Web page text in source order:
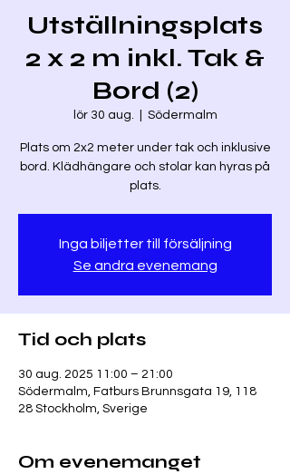
Utställningsplats
2 x 2 m inkl. Tak &
Bord (2)
lör 30 aug. Södermalm
Plats om 2x2 meter under tak och inklusive
bord. Klädhängare och stolar kan hyras på
plats.
Inga biljetter till försäljning
Se andra evenemang
Tid och plats
30 aug. 2025 11:00 – 21:00
Södermalm, Fatburs Brunnsgata 19, 118
28 Stockholm, Sverige
Om evenemanget